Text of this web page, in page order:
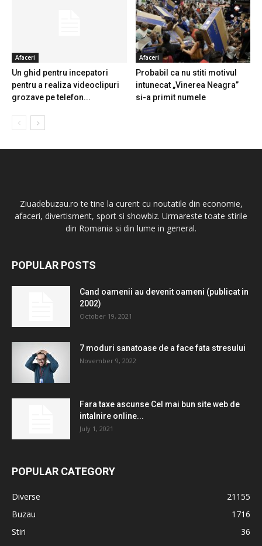
Afaceri
Un ghid pentru incepatori
pentru a realiza videoclipuri
grozave pe telefon...
Afaceri
Probabil ca nu stiti motivul
intunecat „Vinerea Neagra”
si-a primit numele
Ziuadebuzau.ro te tine la curent cu noutatile din economie,
afaceri, divertisment, sport si showbiz. Urmareste toate stirile
din Romania si din lume in general.
POPULAR POSTS
Cand oamenii au devenit oameni (publicat in
2002)
October 19, 2021
7 moduri sanatoase de a face fata stresului
November 9, 2022
Fara taxe ascunse Cel mai bun site web de
intalnire online...
July 1, 2021
POPULAR CATEGORY
Diverse
21155
Buzau
1716
Stiri
36